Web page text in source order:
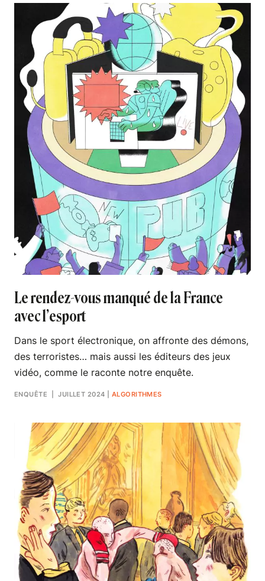
Le rendez-vous manqué de la France
avec l’esport
Dans le sport électronique, on affronte des démons,
des terroristes… mais aussi les éditeurs des jeux
vidéo, comme le raconte notre enquête.
ENQUÊTE | JUILLET 2024 ALGORITHMES